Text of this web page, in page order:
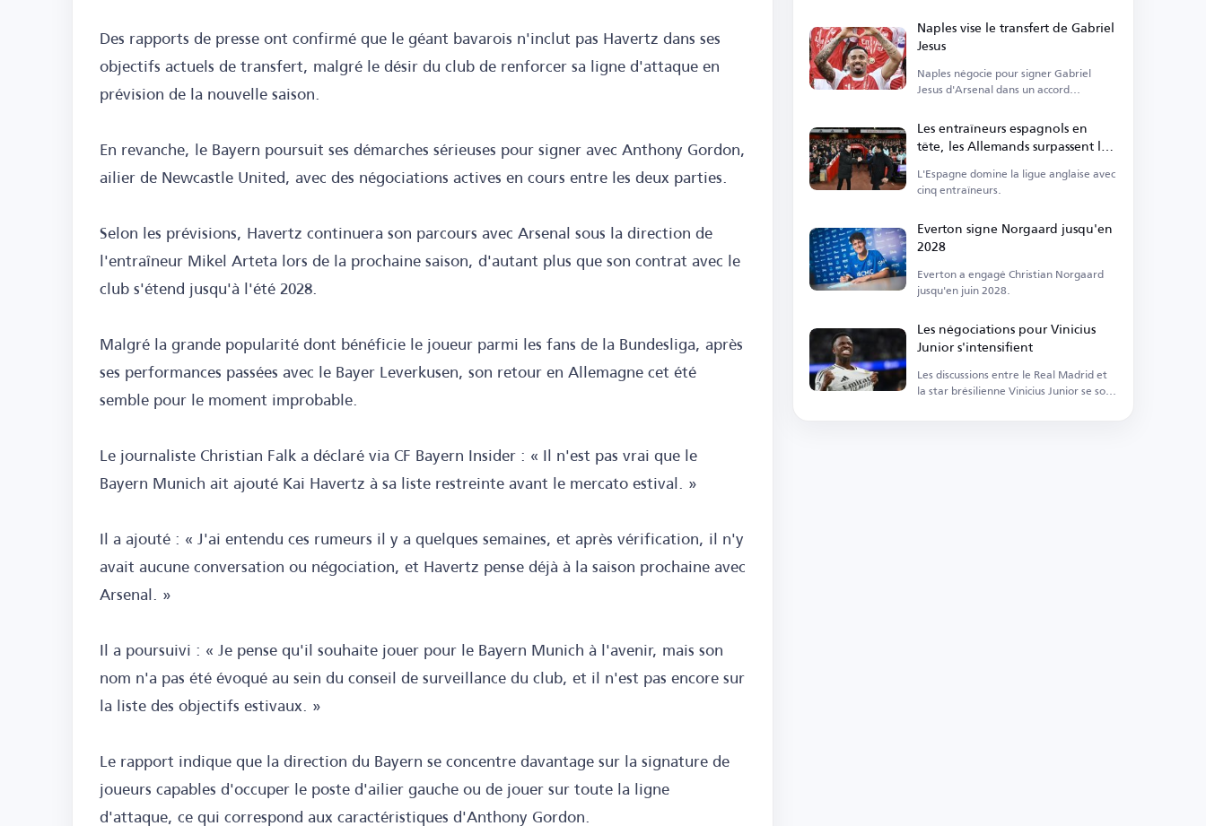
Des rapports de presse ont confirmé que le géant bavarois n'inclut pas Havertz dans ses
objectifs actuels de transfert, malgré le désir du club de renforcer sa ligne d'attaque en
prévision de la nouvelle saison.
En revanche, le Bayern poursuit ses démarches sérieuses pour signer avec Anthony Gordon,
ailier de Newcastle United, avec des négociations actives en cours entre les deux parties.
Selon les prévisions, Havertz continuera son parcours avec Arsenal sous la direction de
l'entraîneur Mikel Arteta lors de la prochaine saison, d'autant plus que son contrat avec le
club s'étend jusqu'à l'été 2028.
Malgré la grande popularité dont bénéficie le joueur parmi les fans de la Bundesliga, après
ses performances passées avec le Bayer Leverkusen, son retour en Allemagne cet été
semble pour le moment improbable.
Le journaliste Christian Falk a déclaré via CF Bayern Insider : « Il n'est pas vrai que le
Bayern Munich ait ajouté Kai Havertz à sa liste restreinte avant le mercato estival. »
Il a ajouté : « J'ai entendu ces rumeurs il y a quelques semaines, et après vérification, il n'y
avait aucune conversation ou négociation, et Havertz pense déjà à la saison prochaine avec
Arsenal. »
Il a poursuivi : « Je pense qu'il souhaite jouer pour le Bayern Munich à l'avenir, mais son
nom n'a pas été évoqué au sein du conseil de surveillance du club, et il n'est pas encore sur
la liste des objectifs estivaux. »
Le rapport indique que la direction du Bayern se concentre davantage sur la signature de
joueurs capables d'occuper le poste d'ailier gauche ou de jouer sur toute la ligne
d'attaque, ce qui correspond aux caractéristiques d'Anthony Gordon.
Naples vise le transfert de Gabriel
Jesus
Naples négocie pour signer Gabriel
Jesus d'Arsenal dans un accord
Les entraîneurs espagnols en
tête, les Allemands surpassent les
Anglais en Premier League
L'Espagne domine la ligue anglaise avec
cinq entraîneurs.
Everton signe Norgaard jusqu'en
2028
Everton a engagé Christian Norgaard
jusqu'en juin 2028.
Les négociations pour Vinicius
Junior s'intensifient
Les discussions entre le Real Madrid et
la star brésilienne Vinicius Junior se sont